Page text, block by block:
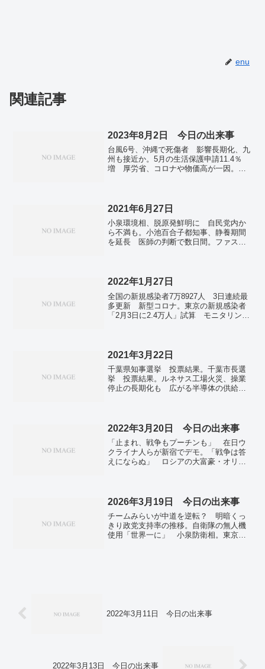
enu
関連記事
2023年8月2日 今日の出来事
台風6号、沖縄で死傷者 影響長期化、九
州も接近か。5月の生活保護申請11.4％
増 厚労省、コロナや物価高が一因。中
2021年6月27日
小泉環境相、脱原発鮮明に 自民党内か
ら不満も。小池百合子都知事、静養期間
を延長 医師の判断で数日間。ファスト
張―ファスト映画。
2022年1月27日
全国の新規感染者7万8927人 3日連続最
多更新 新型コロナ。東京の新規感染者
「2月3日に2.4万人」試算 モニタリング
開発加速の可能性。日米韓、外相会談へ
2021年3月22日
千葉県知事選挙 投票結果。千葉市長選
挙 投票結果。ルネサス工場火災、操業
停止の長期化も 広がる半導体の供給不
海。
2022年3月20日 今日の出来事
「止まれ、戦争もプーチンも」 在日ウ
クライナ人らが新宿でデモ。「戦争は答
えにならぬ」 ロシアの大富豪・オリガ
マリウポリで市街戦激化―ロシア攻勢。
北朝鮮、黄海へロケット砲か 軍事挑発
の度合い高めている可能性。東京で桜開
花 平年より4日早い開花発表。国内感染
3万9659人 前週比1万人超減―新型コロ
2026年3月19日 今日の出来事
チームみらいが中道を逆転？ 明暗くっ
きり政党支持率の推移。自衛隊の無人機
使用「世界一に」 小泉防衛相。東京
花 平年より５日早く―気象庁。花博ま
で１年でイベント 前売り券販売開始。
2022年3月11日 今日の出来事
2022年3月13日 今日の出来事